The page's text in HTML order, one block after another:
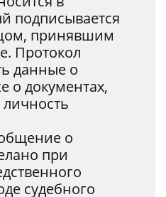
подписывается
принявшим
Протокол
данные о
о документах,
о
при
судебного